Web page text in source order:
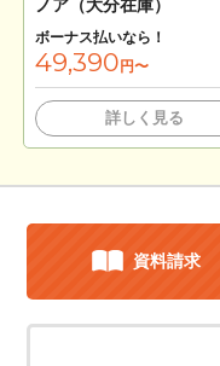
ノア（大分在庫）
ボーナス払いなら！
49,390 円〜
詳しく見る
資料請求